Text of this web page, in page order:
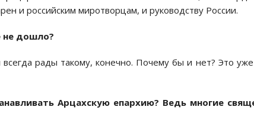
и российским миротворцам, и руководству России.
не дошло?
рады такому, конечно. Почему бы и нет? Это
Арцахскую епархию? Ведь многие